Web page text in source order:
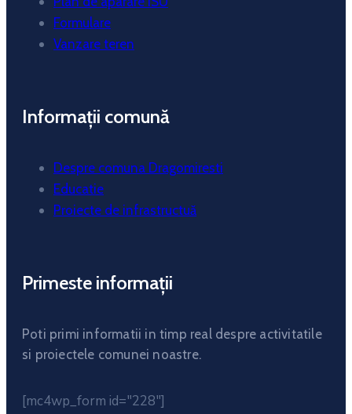
Formulare
Vanzare teren
Informații comună
Despre comuna Dragomiresti
Educatie
Proiecte de infrastructuă
Primeste informații
Poti primi informatii in timp real despre activitatile
si proiectele comunei noastre.
[mc4wp_form id="228"]